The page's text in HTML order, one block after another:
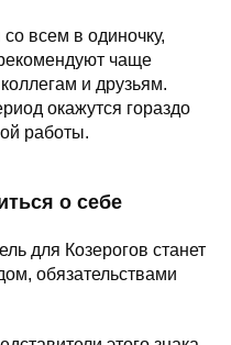
всем в одиночку,
чаще
и друзьям.
окажутся гораздо
работы.
о себе
для Козерогов станет
обязательствами